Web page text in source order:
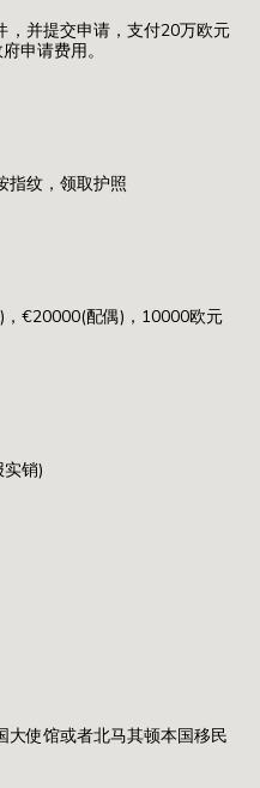
，并提交申请，支付20万欧元
申请费用。
指纹，领取护照
€20000(配偶)，10000欧元
销)
大使馆或者北马其顿本国移民